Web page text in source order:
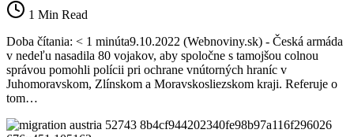
Slovenskom
vojakov,
pomáhajú
colníkom
kontrolách
1 Min Read
Doba čítania: < 1 minúta9.10.2022 (Webnoviny.sk) - Česká armáda
v nedeľu nasadila 80 vojakov, aby spoločne s tamojšou colnou
správou pomohli polícii pri ochrane vnútorných hraníc v
Juhomoravskom, Zlínskom a Moravskosliezskom kraji. Referuje o
tom…